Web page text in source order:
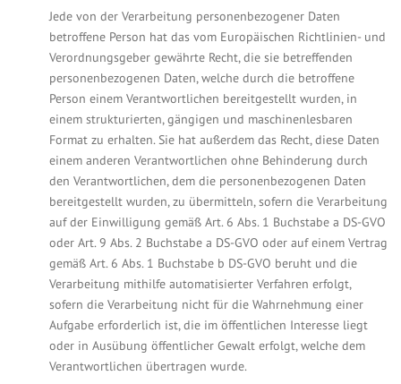
Jede von der Verarbeitung personenbezogener Daten
betroffene Person hat das vom Europäischen Richtlinien- und
Verordnungsgeber gewährte Recht, die sie betreffenden
personenbezogenen Daten, welche durch die betroffene
Person einem Verantwortlichen bereitgestellt wurden, in
einem strukturierten, gängigen und maschinenlesbaren
Format zu erhalten. Sie hat außerdem das Recht, diese Daten
einem anderen Verantwortlichen ohne Behinderung durch
den Verantwortlichen, dem die personenbezogenen Daten
bereitgestellt wurden, zu übermitteln, sofern die Verarbeitung
auf der Einwilligung gemäß Art. 6 Abs. 1 Buchstabe a DS-GVO
oder Art. 9 Abs. 2 Buchstabe a DS-GVO oder auf einem Vertrag
gemäß Art. 6 Abs. 1 Buchstabe b DS-GVO beruht und die
Verarbeitung mithilfe automatisierter Verfahren erfolgt,
sofern die Verarbeitung nicht für die Wahrnehmung einer
Aufgabe erforderlich ist, die im öffentlichen Interesse liegt
oder in Ausübung öffentlicher Gewalt erfolgt, welche dem
Verantwortlichen übertragen wurde.